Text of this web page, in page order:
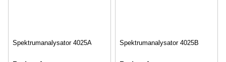
Spektrumanalysator 4025A Spektrumanalysator 4025B